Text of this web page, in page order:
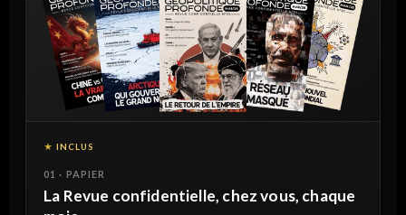
INCLUS
01 · PAPIER
La Revue confidentielle, chez vous, chaque